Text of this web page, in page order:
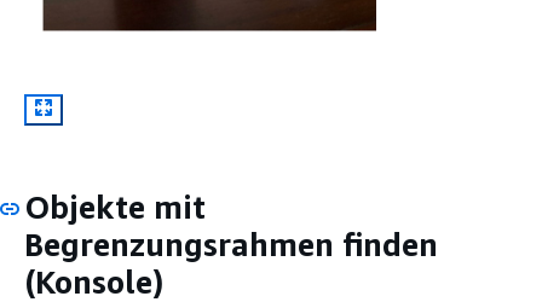
Objekte mit
Begrenzungsrahmen finden
(Konsole)